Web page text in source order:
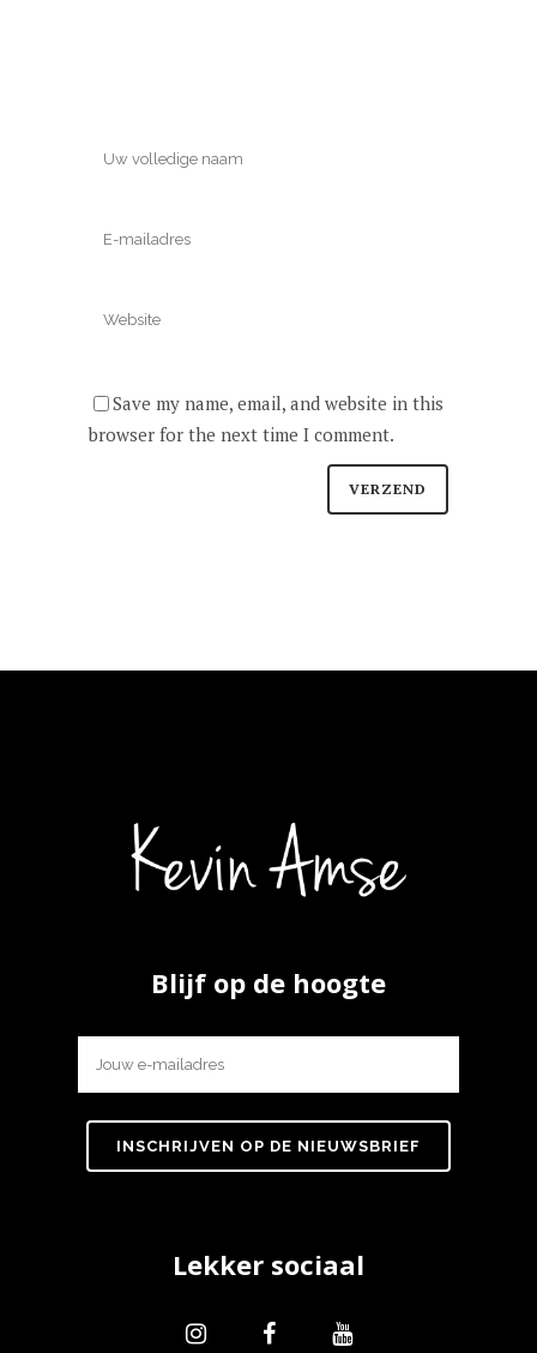
Save my name, email, and website in this
browser for the next time I comment.
Blijf op de hoogte
Lekker sociaal